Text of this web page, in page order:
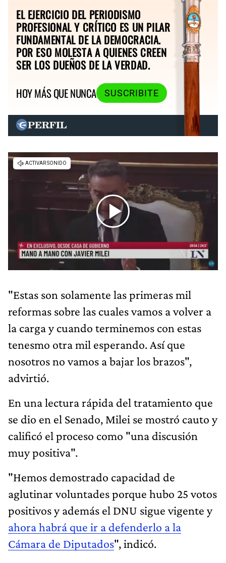
EL EJERCICIO DEL PERIODISMO
PROFESIONAL Y CRÍTICO ES UN PILAR
FUNDAMENTAL DE LA DEMOCRACIA.
POR ESO MOLESTA A QUIENES CREEN
SER LOS DUEÑOS DE LA VERDAD.
HOY MÁS QUE NUNCA
SUSCRIBITE
"Estas son solamente las primeras mil
reformas sobre las cuales vamos a volver a
la carga y cuando terminemos con estas
tenesmo otra mil esperando. Así que
nosotros no vamos a bajar los brazos",
advirtió.
En una lectura rápida del tratamiento que
se dio en el Senado, Milei se mostró cauto y
calificó el proceso como "una discusión
muy positiva".
"Hemos demostrado capacidad de
aglutinar voluntades porque hubo 25 votos
positivos y además el DNU sigue vigente y
ahora habrá que ir a defenderlo a la
Cámara de Diputados", indicó.